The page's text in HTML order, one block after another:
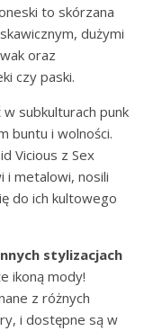
to skórzana
dużymi
oraz
czy paski.
subkulturach punk
buntu i wolności.
Vicious z Sex
i metalowi, nosili
do ich kultowego
stylizacjach
ikoną mody!
z różnych
i dostępne są w